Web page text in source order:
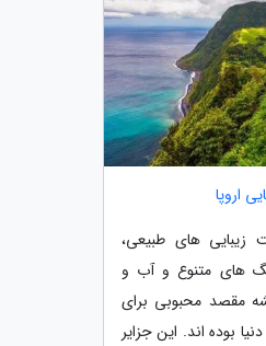
زیبایی های طبیعی،
های متنوع و آب و
مقصد محبوبی برای
بوده اند. این جزایر